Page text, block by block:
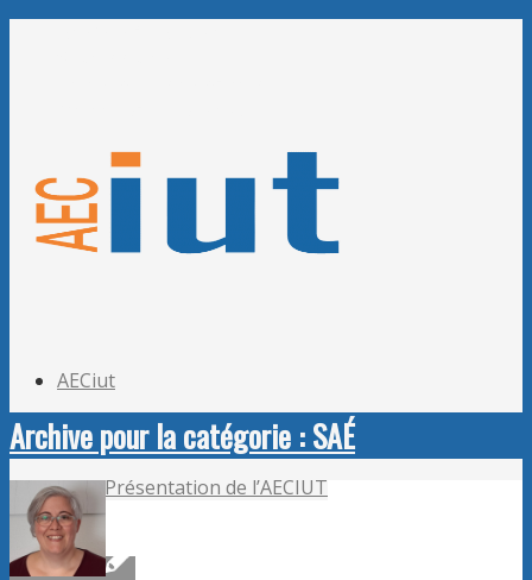
AECiut
Présentation de l’AECIUT
Archive pour la catégorie : SAÉ